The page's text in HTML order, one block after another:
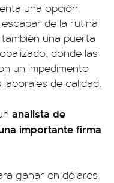
una opción
de la rutina
una puerta
donde las
un impedimento
de calidad.
analista de
importante firma